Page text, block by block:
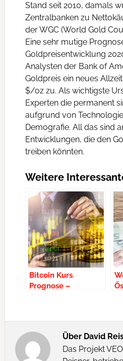
Stand seit 2010, damals
Zentralbanken zu
der WGC (World Gold
Eine sehr mutige
Goldpreisentwicklung
Analysten der Bank of
Goldpreis ein neues
$/oz zu. Als wichtigste
Experten die permanent
aufgrund von
Demografie. All das sind
Entwicklungen, die den
treiben könnten.
Weitere
Bitcoin Kurs
Prognose –
Über David
Das Projekt